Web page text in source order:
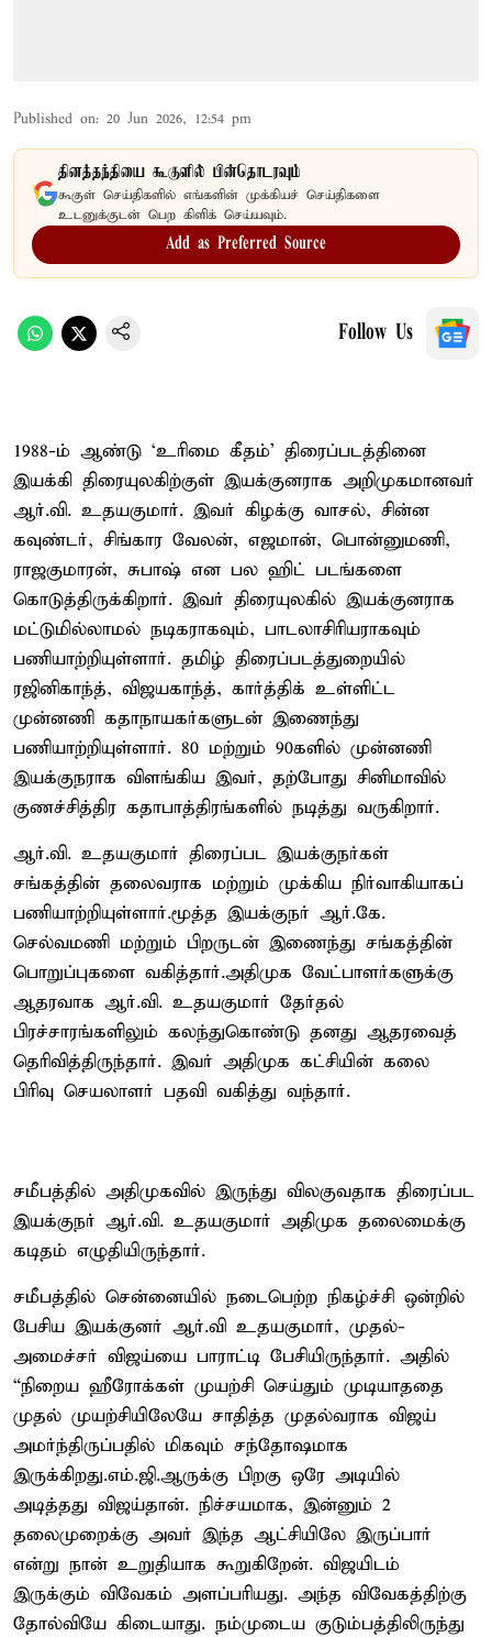
Published on: 20 Jun 2026, 12:54 pm
தினத்தந்தியை கூகுளில் பின்தொடரவும்
கூகுள் செய்திகளில் எங்களின் முக்கியச் செய்திகளை
உடனுக்குடன் பெற கிளிக் செய்யவும்.
Add as Preferred Source
Follow Us
1988-ம் ஆண்டு ‘உரிமை கீதம்’ திரைப்படத்தினை
இயக்கி திரையுலகிற்குள் இயக்குனராக அறிமுகமானவர்
ஆர்.வி. உதயகுமார். இவர் கிழக்கு வாசல், சின்ன
கவுண்டர், சிங்கார வேலன், எஜமான், பொன்னுமணி,
ராஜகுமாரன், சுபாஷ் என பல ஹிட் படங்களை
கொடுத்திருக்கிறார். இவர் திரையுலகில் இயக்குனராக
மட்டுமில்லாமல் நடிகராகவும், பாடலாசிரியராகவும்
பணியாற்றியுள்ளார். தமிழ் திரைப்படத்துறையில்
ரஜினிகாந்த், விஜயகாந்த், கார்த்திக் உள்ளிட்ட
முன்னணி கதாநாயகர்களுடன் இணைந்து
பணியாற்றியுள்ளார். 80 மற்றும் 90களில் முன்னணி
இயக்குநராக விளங்கிய இவர், தற்போது சினிமாவில்
குணச்சித்திர கதாபாத்திரங்களில் நடித்து வருகிறார்.
ஆர்.வி. உதயகுமார் திரைப்பட இயக்குநர்கள்
சங்கத்தின் தலைவராக மற்றும் முக்கிய நிர்வாகியாகப்
பணியாற்றியுள்ளார்.மூத்த இயக்குநர் ஆர்.கே.
செல்வமணி மற்றும் பிறருடன் இணைந்து சங்கத்தின்
பொறுப்புகளை வகித்தார்.அதிமுக வேட்பாளர்களுக்கு
ஆதரவாக ஆர்.வி. உதயகுமார் தேர்தல்
பிரச்சாரங்களிலும் கலந்துகொண்டு தனது ஆதரவைத்
தெரிவித்திருந்தார். இவர் அதிமுக கட்சியின் கலை
பிரிவு செயலாளர் பதவி வகித்து வந்தார்.
சமீபத்தில் அதிமுகவில் இருந்து விலகுவதாக திரைப்பட
இயக்குநர் ஆர்.வி. உதயகுமார் அதிமுக தலைமைக்கு
கடிதம் எழுதியிருந்தார்.
சமீபத்தில் சென்னையில் நடைபெற்ற நிகழ்ச்சி ஒன்றில்
பேசிய இயக்குனர் ஆர்.வி உதயகுமார், முதல்-
அமைச்சர் விஜய்யை பாராட்டி பேசியிருந்தார். அதில்
“நிறைய ஹீரோக்கள் முயற்சி செய்தும் முடியாததை
முதல் முயற்சியிலேயே சாதித்த முதல்வராக விஜய்
அமர்ந்திருப்பதில் மிகவும் சந்தோஷமாக
இருக்கிறது.எம்.ஜி.ஆருக்கு பிறகு ஒரே அடியில்
அடித்தது விஜய்தான். நிச்சயமாக, இன்னும் 2
தலைமுறைக்கு அவர் இந்த ஆட்சியிலே இருப்பார்
என்று நான் உறுதியாக கூறுகிறேன். விஜயிடம்
இருக்கும் விவேகம் அளப்பரியது. அந்த விவேகத்திற்கு
தோல்வியே கிடையாது. நம்முடைய குடும்பத்திலிருந்து